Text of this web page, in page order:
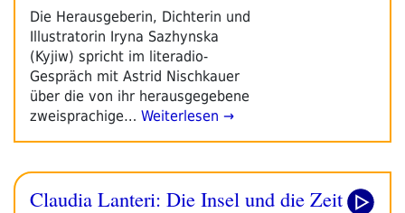
Die Herausgeberin, Dichterin und
Illustratorin Iryna Sazhynska
(Kyjiw) spricht im literadio-
Gespräch mit Astrid Nischkauer
über die von ihr herausgegebene
zweisprachige… Weiterlesen →
Claudia Lanteri: Die Insel und die Zeit